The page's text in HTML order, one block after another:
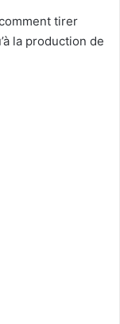
tirer
la production de